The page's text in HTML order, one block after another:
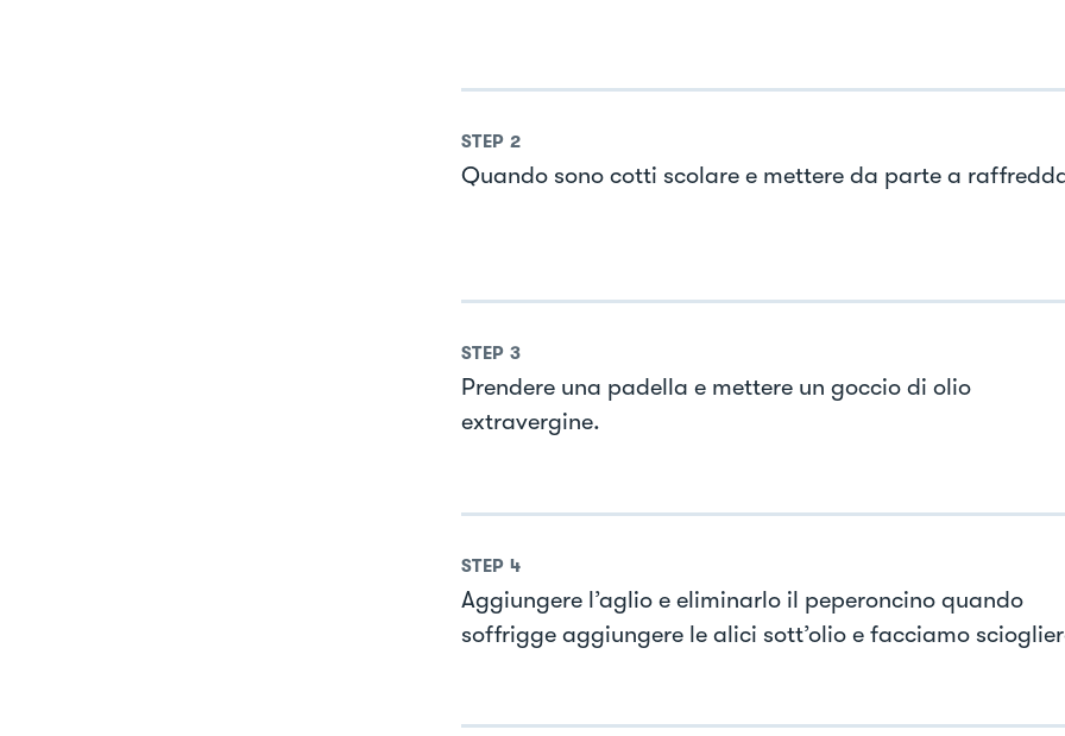
STEP 2
Quando sono cotti scolare e mettere da parte a
STEP 3
Prendere una padella e mettere un goccio di olio
extravergine.
STEP 4
Aggiungere l’aglio e eliminarlo il peperoncino quando
soffrigge aggiungere le alici sott’olio e facciamo